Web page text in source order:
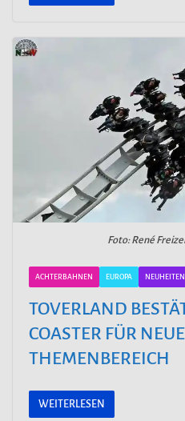
Foto: René
ACHTERBAHNEN EUROPA NEUHEITEN
TOVERLAND
COASTER FÜR
THEMENBEREICH
WEITERLESEN